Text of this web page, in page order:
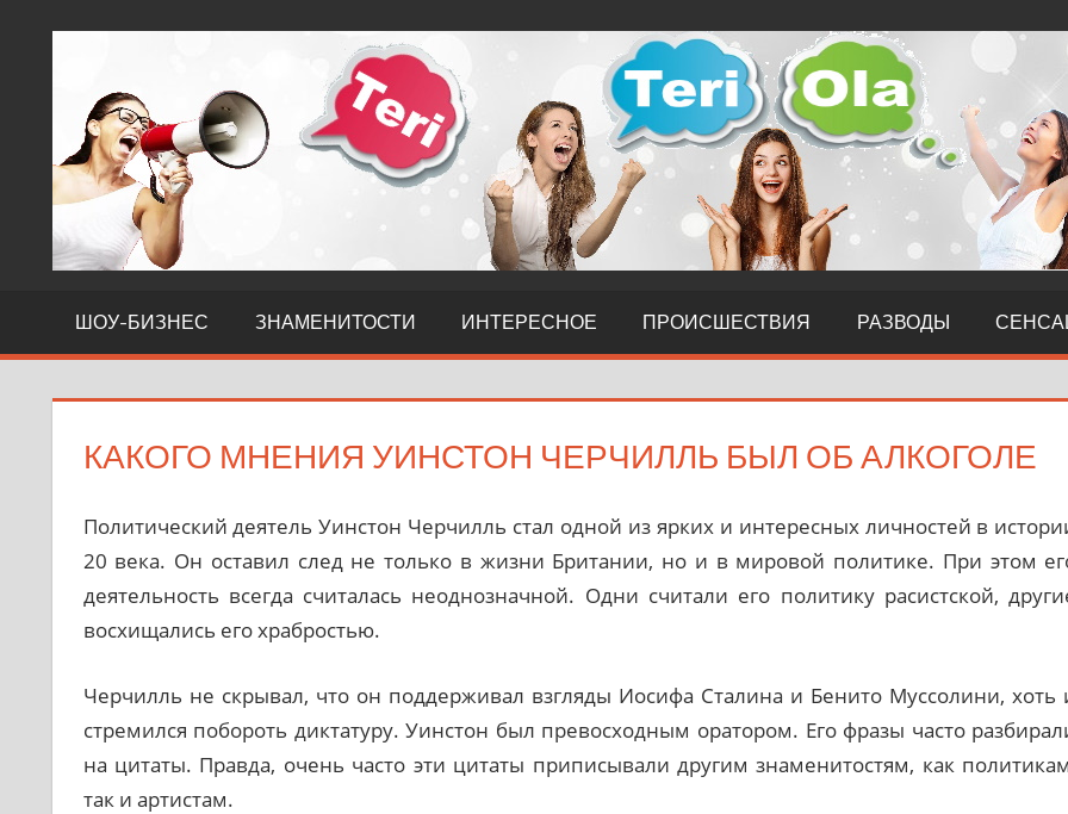
Звёздные
ШОУ-БИЗНЕС ЗНАМЕНИТОСТИ ИНТЕРЕСНОЕ ПРОИСШЕСТВИЯ РАЗВОДЫ
КАКОГО МНЕНИЯ УИНСТОН ЧЕРЧИЛЛЬ БЫЛ ОБ АЛКОГОЛЕ
Политический деятель Уинстон Черчилль стал одной из ярких и интересных личностей в
20 века. Он оставил след не только в жизни Британии, но и в мировой политике. При этом
деятельность всегда считалась неоднозначной. Одни считали его политику расистской,
восхищались его храбростью.
Черчилль не скрывал, что он поддерживал взгляды Иосифа Сталина и Бенито Муссолини, хоть
стремился побороть диктатуру. Уинстон был превосходным оратором. Его фразы часто
на цитаты. Правда, очень часто эти цитаты приписывали другим знаменитостям, как
так и артистам.